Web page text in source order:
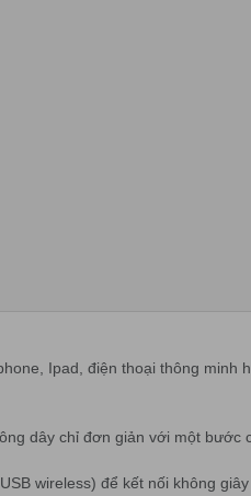
Ipad, điện thoại thông minh
dây chỉ đơn giản với một bước
wireless) để kết nối không